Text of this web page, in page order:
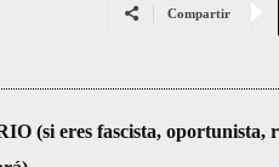
Compartir
(si eres fascista, oportunista,